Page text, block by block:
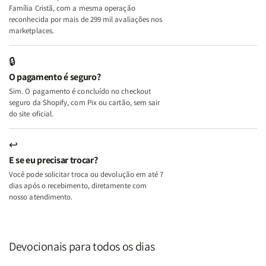
A
Mulher
Lar
A
Lar
Família Cristã, com a mesma operação
reconhecida por mais de 299 mil avaliações nos
marketplaces.
🔒
O pagamento é seguro?
Sim. O pagamento é concluído no checkout
seguro da Shopify, com Pix ou cartão, sem sair
do site oficial.
↩
E se eu precisar trocar?
Você pode solicitar troca ou devolução em até 7
dias após o recebimento, diretamente com
nosso atendimento.
Devocionais para todos os dias